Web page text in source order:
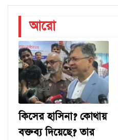
আরো
কিসের হাসিনা? কোথায়
বক্তব্য দিয়েছে? তার